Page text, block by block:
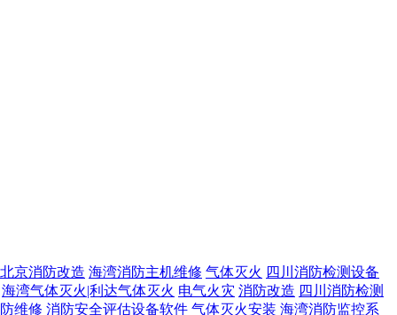
北京消防改造 海湾消防主机维修 气体灭火 四川消防检测设备
海湾气体灭火|利达气体灭火 电气火灾 消防改造 四川消防检测
维修 消防安全评估设备软件 气体灭火安装 海湾消防监控系